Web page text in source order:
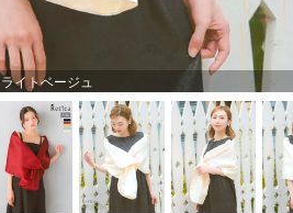
ライトベージュ